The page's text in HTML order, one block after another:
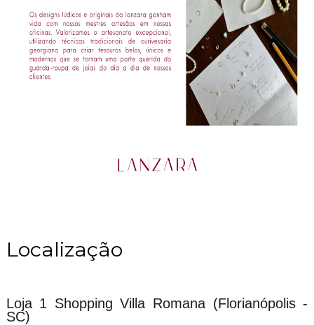
Localização
Loja 1 Shopping Villa Romana (Florianópolis -
SC)